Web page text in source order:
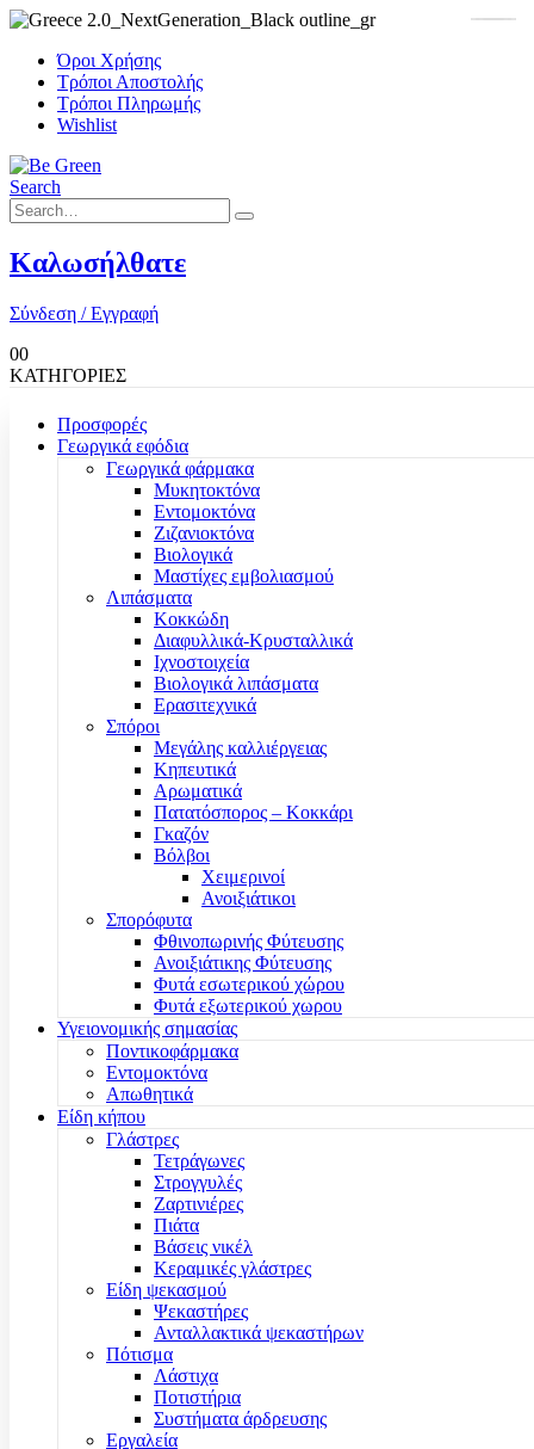
Όροι Χρήσης
Τρόποι Αποστολής
Τρόποι Πληρωμής
Wishlist
Search
Καλωσήλθατε
Σύνδεση / Εγγραφή
00
ΚΑΤΗΓΟΡΙΕΣ
Προσφορές
Γεωργικά εφόδια
Γεωργικά φάρμακα
Μυκητοκτόνα
Εντομοκτόνα
Ζιζανιοκτόνα
Βιολογικά
Μαστίχες εμβολιασμού
Λιπάσματα
Κοκκώδη
Διαφυλλικά-Κρυσταλλικά
Ιχνοστοιχεία
Βιολογικά λιπάσματα
Ερασιτεχνικά
Σπόροι
Μεγάλης καλλιέργειας
Κηπευτικά
Αρωματικά
Πατατόσπορος – Κοκκάρι
Γκαζόν
Βόλβοι
Χειμερινοί
Ανοιξιάτικοι
Σπορόφυτα
Φθινοπωρινής Φύτευσης
Ανοιξιάτικης Φύτευσης
Φυτά εσωτερικού χώρου
Φυτά εξωτερικού χωρου
Υγειονομικής σημασίας
Ποντικοφάρμακα
Εντομοκτόνα
Απωθητικά
Είδη κήπου
Γλάστρες
Τετράγωνες
Στρογγυλές
Ζαρτινιέρες
Πιάτα
Βάσεις νικέλ
Κεραμικές γλάστρες
Είδη ψεκασμού
Ψεκαστήρες
Ανταλλακτικά ψεκαστήρων
Πότισμα
Λάστιχα
Ποτιστήρια
Συστήματα άρδρευσης
Εργαλεία